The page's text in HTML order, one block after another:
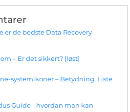
er de bedste Data Recovery
– Er det sikkert? [løst]
systemikoner – Betydning, Liste
Guide - hvordan man kan